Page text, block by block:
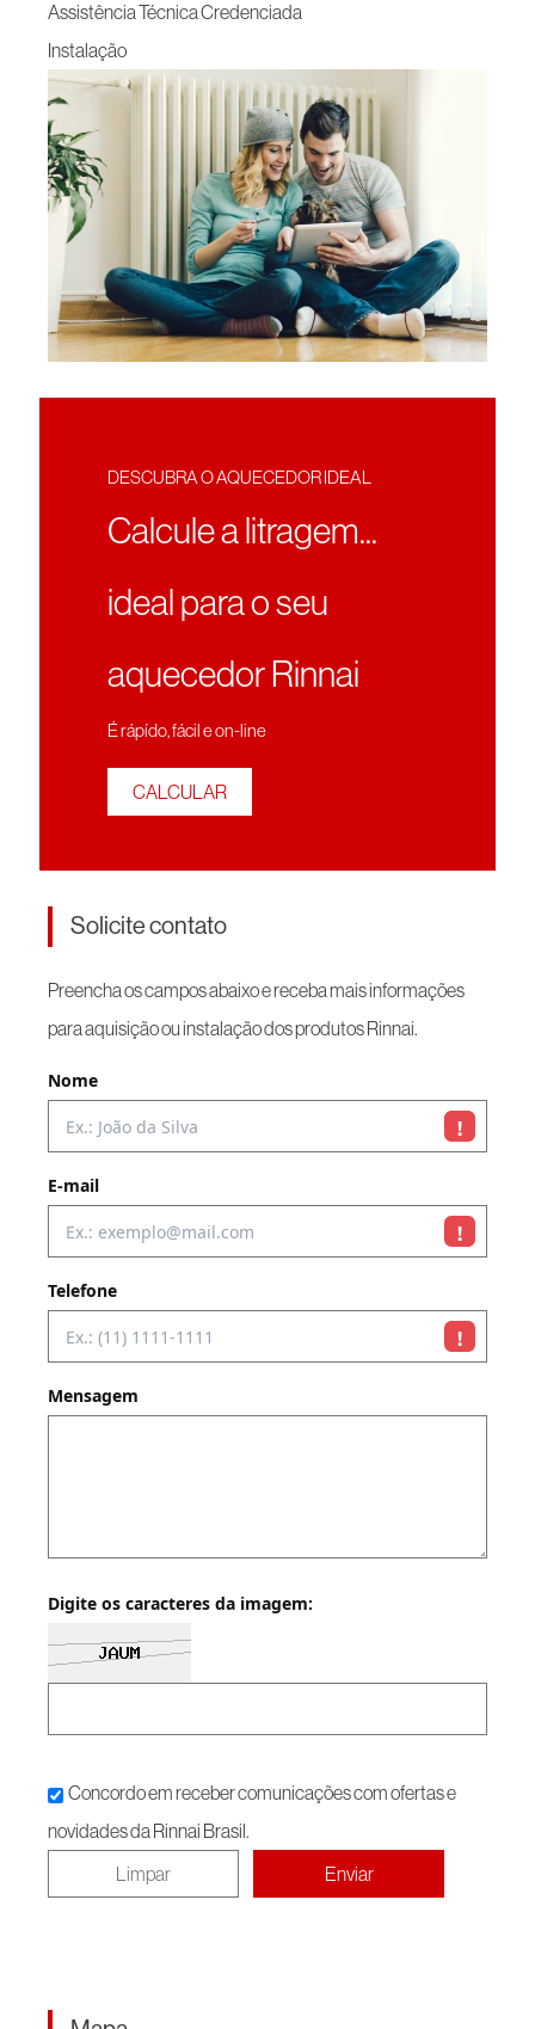
Assistência Técnica Credenciada
Instalação
DESCUBRA O AQUECEDOR IDEAL
Calcule a litragem...
ideal para o seu
aquecedor Rinnai
É rápído, fácil e on-line
CALCULAR
Solicite contato
Preencha os campos abaixo e receba mais informações
para aquisição ou instalação dos produtos Rinnai.
Nome
!
E-mail
!
Telefone
!
Mensagem
Digite os caracteres da imagem:
Concordo em receber comunicações com ofertas e
novidades da Rinnai Brasil.